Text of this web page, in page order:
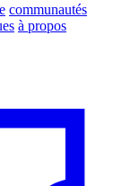
communautés
à propos